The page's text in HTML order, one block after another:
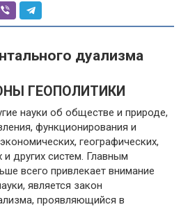
дуализма
ГЕОПОЛИТИКИ
науки об обществе и природе,
функционирования и
географических,
других систем. Главным
всего привлекает внимание
является закон
проявляющийся в